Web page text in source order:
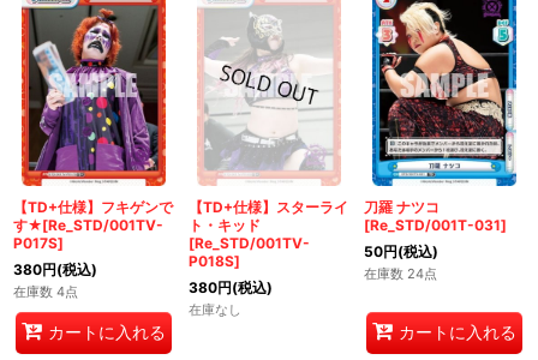
【TD+仕様】フキゲンで
す★[Re_STD/001TV-
P017S]
380円(税込)
在庫数 4点
カートに入れる
【TD+仕様】スターライ
ト・キッド
[Re_STD/001TV-
P018S]
380円(税込)
在庫なし
刀羅 ナツコ
[Re_STD/001T-031]
50円(税込)
在庫数 24点
カートに入れる